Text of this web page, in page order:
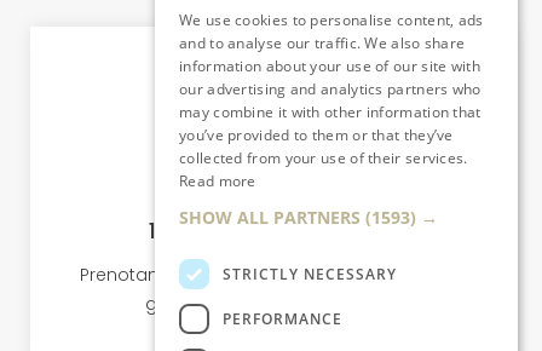
10% di sconto esclusivo
Prenotando sul sito ufficiale ottieni lo sconto
garantito del 10% immediato!
ENGLISH
We use cookies to personalise content, ads
and to analyse our traffic. We also share
information about your use of our site with
our advertising and analytics partners who
may combine it with other information that
you’ve provided to them or that they’ve
collected from your use of their services.
Read more
SHOW ALL PARTNERS (1593) →
STRICTLY NECESSARY
PERFORMANCE